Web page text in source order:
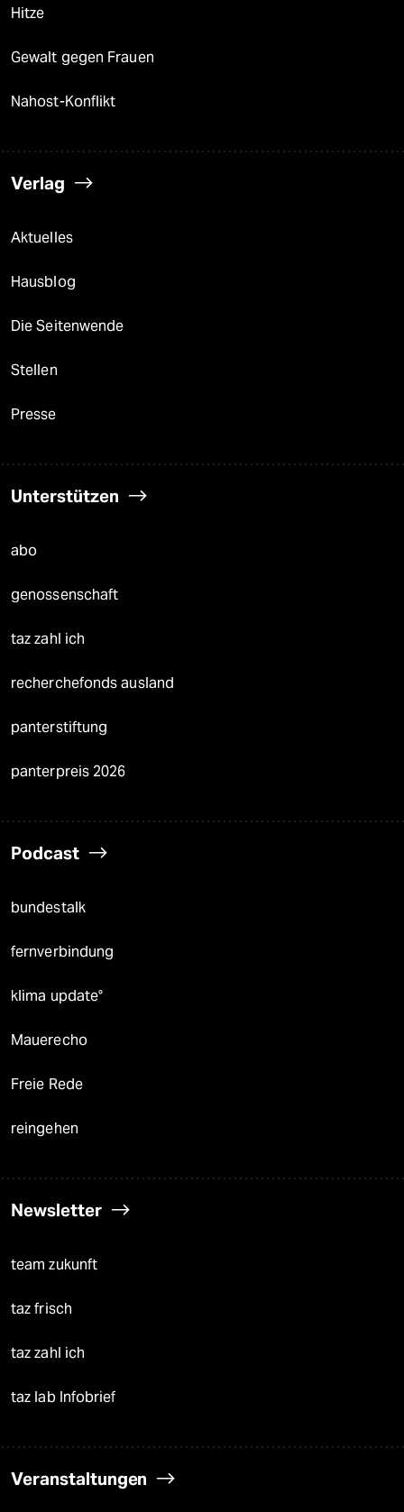
Hitze
Gewalt gegen Frauen
Nahost-Konflikt
Verlag
Aktuelles
Hausblog
Die Seitenwende
Stellen
Presse
Unterstützen
abo
genossenschaft
taz zahl ich
recherchefonds ausland
panterstiftung
panterpreis 2026
Podcast
bundestalk
fernverbindung
klima update°
Mauerecho
Freie Rede
reingehen
Newsletter
team zukunft
taz frisch
taz zahl ich
taz lab Infobrief
Veranstaltungen